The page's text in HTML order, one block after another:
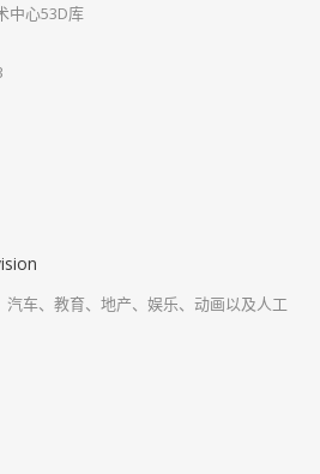
中心53D库
汽车、教育、地产、娱乐、动画以及人工